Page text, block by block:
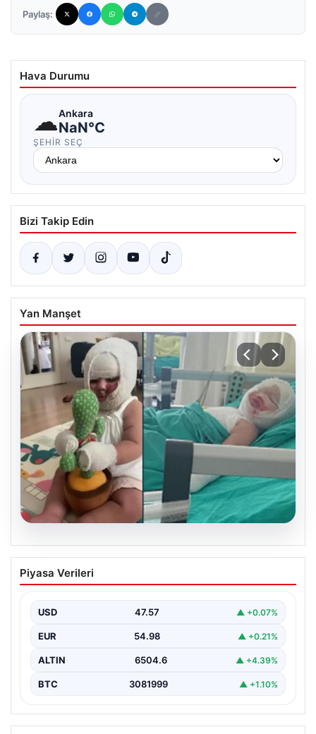
Paylaş:
Hava Durumu
☁Ankara
NaN°C
ŞEHIR SEÇ
Bizi Takip Edin
Yan Manşet
05.08.2026
Domates konservesi bomba gibi patladı,
9 aylık bebeğin vücudu yandı
Piyasa Verileri
USD 47.57 ▲ +0.07%
EUR 54.98 ▲ +0.21%
ALTIN 6504.6 ▲ +4.39%
BTC 3081999 ▲ +1.10%